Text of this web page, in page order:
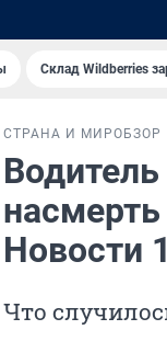
Склад Wildberries
СТРАНА И МИРОБЗОР
Новости
Что